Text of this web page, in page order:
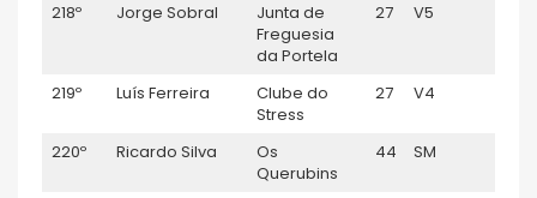
218º
Jorge Sobral
Junta de
Freguesia
da Portela
27 V5
219º Luís Ferreira
Clube do
Stress
27 V4
220º Ricardo Silva
Os
Querubins
44 SM